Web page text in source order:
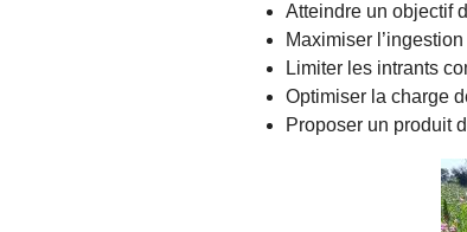
Atteindre un objectif
Maximiser
Limiter les intrants
Optimiser la charge
Proposer un produit